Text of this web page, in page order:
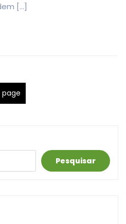
[…]
page
Pesquisar